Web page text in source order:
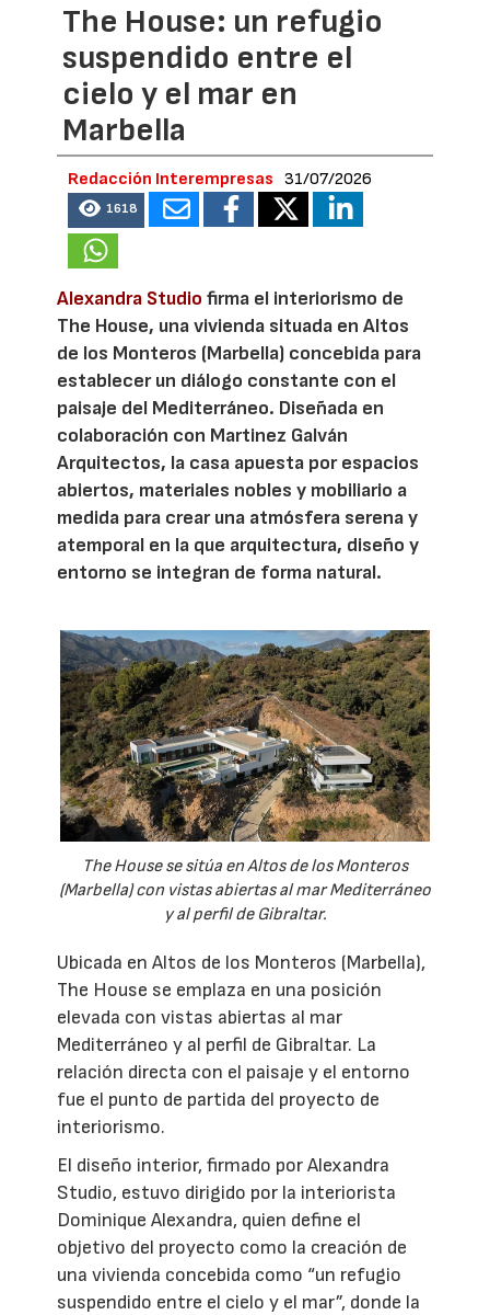
The House: un refugio
suspendido entre el
cielo y el mar en
Marbella
Redacción Interempresas 31/07/2026
1618
Alexandra Studio firma el interiorismo de
The House, una vivienda situada en Altos
de los Monteros (Marbella) concebida para
establecer un diálogo constante con el
paisaje del Mediterráneo. Diseñada en
colaboración con Martinez Galván
Arquitectos, la casa apuesta por espacios
abiertos, materiales nobles y mobiliario a
medida para crear una atmósfera serena y
atemporal en la que arquitectura, diseño y
entorno se integran de forma natural.
The House se sitúa en Altos de los Monteros
(Marbella) con vistas abiertas al mar Mediterráneo
y al perfil de Gibraltar.
Ubicada en Altos de los Monteros (Marbella),
The House se emplaza en una posición
elevada con vistas abiertas al mar
Mediterráneo y al perfil de Gibraltar. La
relación directa con el paisaje y el entorno
fue el punto de partida del proyecto de
interiorismo.
El diseño interior, firmado por Alexandra
Studio, estuvo dirigido por la interiorista
Dominique Alexandra, quien define el
objetivo del proyecto como la creación de
una vivienda concebida como “un refugio
suspendido entre el cielo y el mar”, donde la